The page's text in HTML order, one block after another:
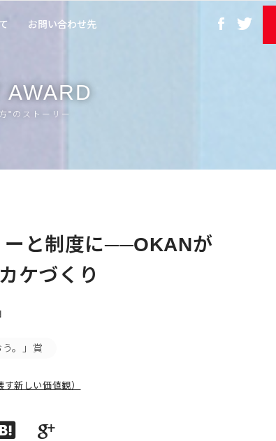
お問い合わせ先
AWARD
"のストーリー
ーと制度に──OKANが
ケづくり
う。」賞
新しい価値観）